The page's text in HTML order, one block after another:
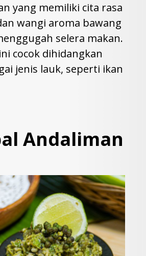
yang memiliki cita rasa
wangi aroma bawang
selera makan.
cocok dihidangkan
jenis lauk, seperti ikan
Andaliman